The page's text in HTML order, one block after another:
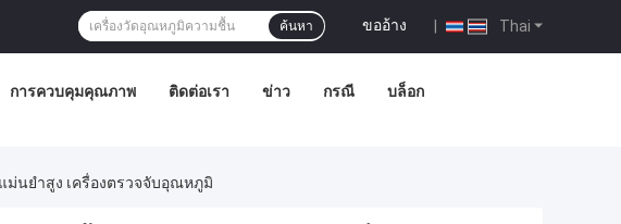
Thai
ขออ้าง |
ค้นหา
การควบคุมคุณภาพ ติดต่อเรา ข่าว กรณี บล็อก
ม่นยําสูง เครื่องตรวจจับอุณหภูมิ